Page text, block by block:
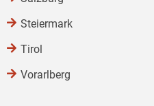
Steiermark
Tirol
Vorarlberg